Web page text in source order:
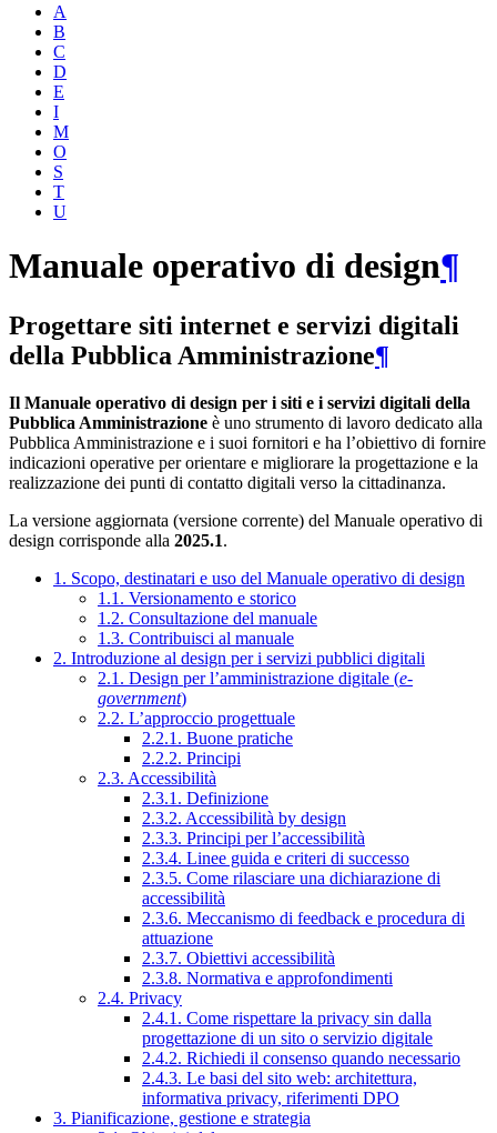
A
B
C
D
E
I
M
O
S
T
U
Manuale operativo di design¶
Progettare siti internet e servizi digitali
della Pubblica Amministrazione¶
Il Manuale operativo di design per i siti e i servizi digitali della
Pubblica Amministrazione è uno strumento di lavoro dedicato alla
Pubblica Amministrazione e i suoi fornitori e ha l’obiettivo di fornire
indicazioni operative per orientare e migliorare la progettazione e la
realizzazione dei punti di contatto digitali verso la cittadinanza.
La versione aggiornata (versione corrente) del Manuale operativo di
design corrisponde alla 2025.1.
1. Scopo, destinatari e uso del Manuale operativo di design
1.1. Versionamento e storico
1.2. Consultazione del manuale
1.3. Contribuisci al manuale
2. Introduzione al design per i servizi pubblici digitali
2.1. Design per l’amministrazione digitale (e-
government)
2.2. L’approccio progettuale
2.2.1. Buone pratiche
2.2.2. Principi
2.3. Accessibilità
2.3.1. Definizione
2.3.2. Accessibilità by design
2.3.3. Principi per l’accessibilità
2.3.4. Linee guida e criteri di successo
2.3.5. Come rilasciare una dichiarazione di
accessibilità
2.3.6. Meccanismo di feedback e procedura di
attuazione
2.3.7. Obiettivi accessibilità
2.3.8. Normativa e approfondimenti
2.4. Privacy
2.4.1. Come rispettare la privacy sin dalla
progettazione di un sito o servizio digitale
2.4.2. Richiedi il consenso quando necessario
2.4.3. Le basi del sito web: architettura,
informativa privacy, riferimenti DPO
3. Pianificazione, gestione e strategia